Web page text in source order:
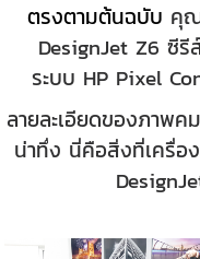
ตรงตามต้นฉบับ คุ
DesignJet Z6 ซีรี
ระบบ HP Pixel
ลายละเอียดของภาพ
น่าทึ่ง นี่คือสิ่งที่เครื่อ